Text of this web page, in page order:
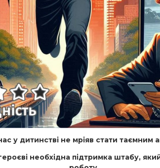
у дитинстві не мріяв стати таємним
необхідна підтримка штабу,